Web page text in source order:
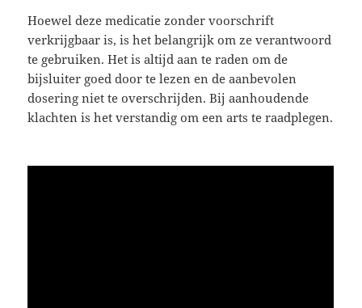
Hoewel deze medicatie zonder voorschrift
verkrijgbaar is, is het belangrijk om ze verantwoord
te gebruiken. Het is altijd aan te raden om de
bijsluiter goed door te lezen en de aanbevolen
dosering niet te overschrijden. Bij aanhoudende
klachten is het verstandig om een arts te raadplegen.